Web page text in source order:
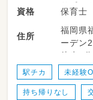
サポー
す。
☆「あ
＊心も
＊明る
＊創造
資格 保育士
住所
福岡県
ーデン2F 西鉄天神大牟田線 西鉄福
徒歩8分
駅チカ 未経験
持ち帰りなし